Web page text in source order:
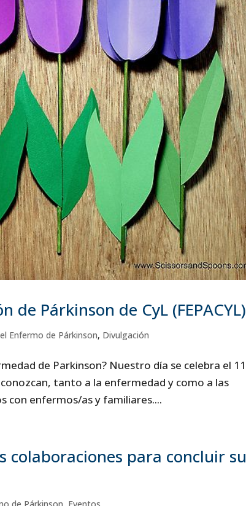
de Párkinson de CyL (FEPACYL)
Enfermo de Párkinson, Divulgación
de Parkinson? Nuestro día se celebra el 11
tanto a la enfermedad y como a las
con enfermos/as y familiares....
colaboraciones para concluir su